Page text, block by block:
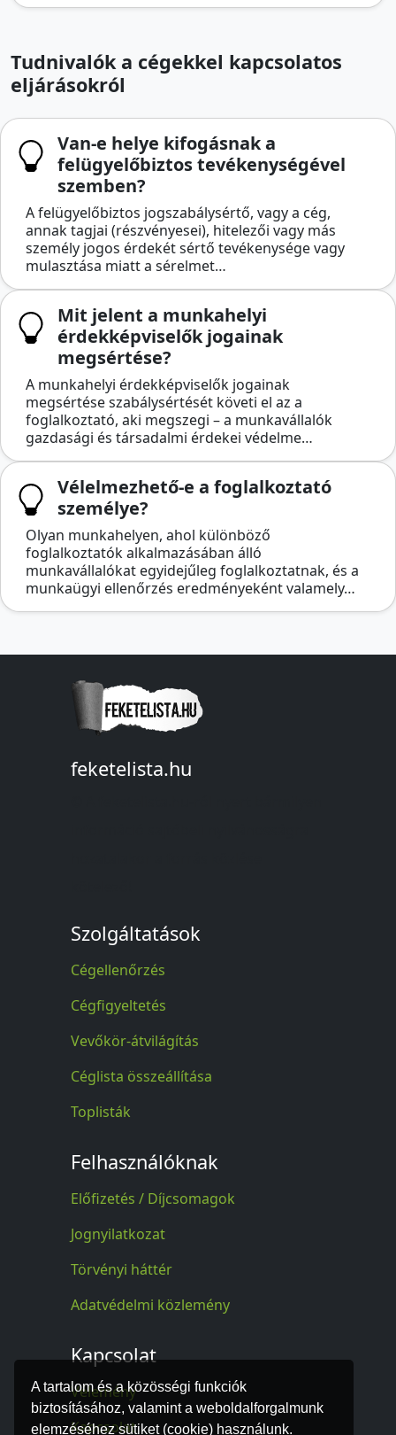
A tartalom és a közösségi funkciók
biztosításához, valamint a weboldalforgalmunk
elemzéséhez sütiket (cookie) használunk.
Tudnivalók a cégekkel kapcsolatos
eljárásokról
Van-e helye kifogásnak a
felügyelőbiztos tevékenységével
szemben?
A felügyelőbiztos jogszabálysértő, vagy a cég,
annak tagjai (részvényesei), hitelezői vagy más
személy jogos érdekét sértő tevékenysége vagy
mulasztása miatt a sérelmet…
Mit jelent a munkahelyi
érdekképviselők jogainak
megsértése?
A munkahelyi érdekképviselők jogainak
megsértése szabálysértését követi el az a
foglalkoztató, aki megszegi – a munkavállalók
gazdasági és társadalmi érdekei védelme…
Vélelmezhető-e a foglalkoztató
személye?
Olyan munkahelyen, ahol különböző
foglalkoztatók alkalmazásában álló
munkavállalókat egyidejűleg foglalkoztatnak, és a
munkaügyi ellenőrzés eredményeként valamely…
feketelista.hu
Szolgáltatások
Cégellenőrzés
Cégfigyeltetés
Vevőkör-átvilágítás
Céglista összeállítása
Toplisták
Felhasználóknak
Előfizetés / Díjcsomagok
Jognyilatkozat
Törvényi háttér
Adatvédelmi közlemény
Kapcsolat
Vélemény
Kapcsolat